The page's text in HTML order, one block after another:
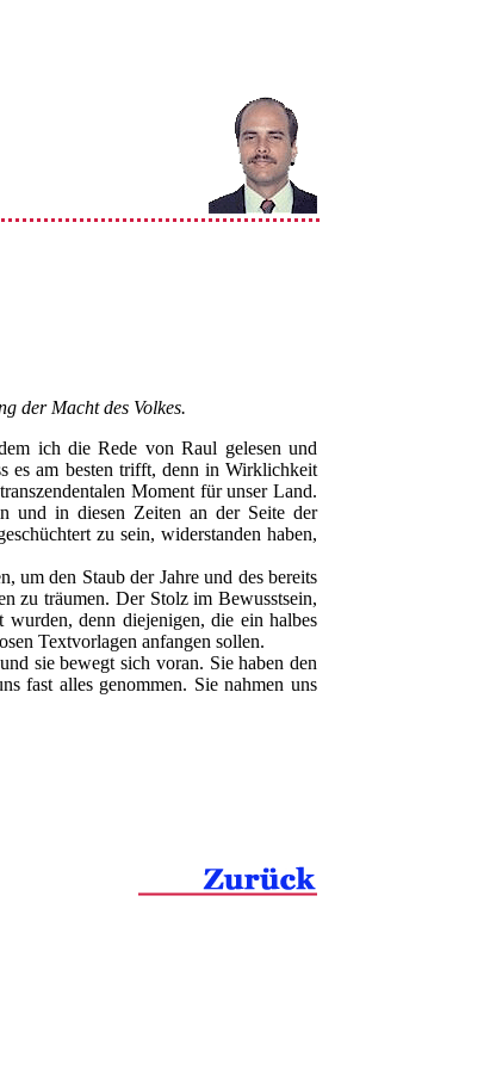
der Macht des Volkes.
ich die Rede von Raul gelesen und
es am besten trifft, denn in Wirklichkeit
Moment für unser Land.
und in diesen Zeiten an der Seite der
zu sein, widerstanden haben,
um den Staub der Jahre und des bereits
zu träumen. Der Stolz im Bewusstsein,
denn diejenigen, die ein halbes
Textvorlagen anfangen sollen.
sie bewegt sich voran. Sie haben den
fast alles genommen. Sie nahmen uns